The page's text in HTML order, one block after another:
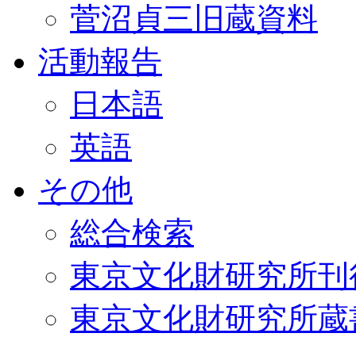
菅沼貞三旧蔵資料
活動報告
日本語
英語
その他
総合検索
東京文化財研究所
東京文化財研究所